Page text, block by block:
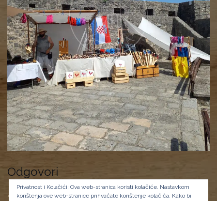
Odgovori
Morate bitiprijavljenida biste objavili komentar.
Privatnost i Kolačići: Ova web-stranica koristi kolačiće. Nastavkom
korištenja ove web-stranice prihvaćate korištenje kolačića. Kako bi